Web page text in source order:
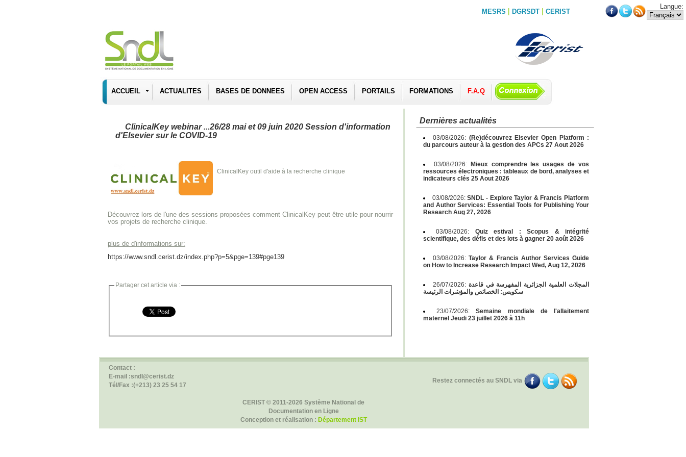
MESRS | DGRSDT | CERIST
Langue:
ACCUEIL ACTUALITES BASES DE DONNEES OPEN ACCESS PORTAILS FORMATIONS F.A.Q
ClinicalKey webinar ...26/28 mai et 09 juin 2020 Session d'information
d'Elsevier sur le COVID-19
ClinicalKey outil d'aide à la recherche clinique
Découvrez lors de l'une des sessions proposées comment ClinicalKey peut être utile pour nourrir
vos projets de recherche clinique.
plus de d'informations sur:
https://www.sndl.cerist.dz/index.php?p=5&pge=139#pge139
Partager cet article via :
Dernières actualités
03/08/2026: (Re)découvrez Elsevier Open Platform :
du parcours auteur à la gestion des APCs 27 Aout 2026
03/08/2026:
Mieux comprendre les usages de vos
ressources électroniques : tableaux de bord, analyses et
indicateurs clés 25 Aout 2026
03/08/2026:SNDL - Explore Taylor & Francis Platform
and Author Services: Essential Tools for Publishing Your
Research Aug 27, 2026
03/08/2026: Quiz estival : Scopus & intégrité
scientifique, des défis et des lots à gagner 20 août 2026
03/08/2026:Taylor & Francis Author Services Guide
on How to Increase Research Impact Wed, Aug 12, 2026
26/07/2026: المجلات العلمية الجزائرية المفهرسة في قاعدة
سكوبس: الخصائص والمؤشرات الرئيسة
23/07/2026:Semaine mondiale de l'allaitement
maternel Jeudi 23 juillet 2026 à 11h
Contact :
E-mail :sndl@cerist.dz
Tél/Fax :(+213) 23 25 54 17
Restez connectés au SNDL via
CERIST © 2011-2026 Système National de
Documentation en Ligne
Conception et réalisation : Département IST